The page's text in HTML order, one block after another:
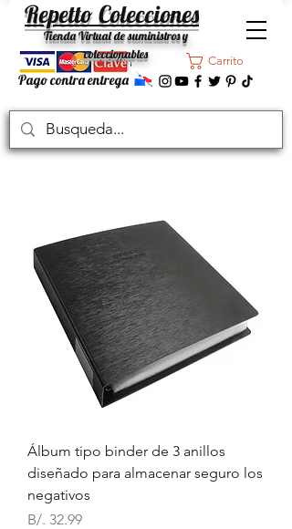
Carrito
Pago contra entrega
Repetto Colecciones
Tienda Virtual de suministros y
coleccionables
Álbum tipo binder de 3 anillos
diseñado para almacenar seguro los
negativos
Precio
B/. 32.99